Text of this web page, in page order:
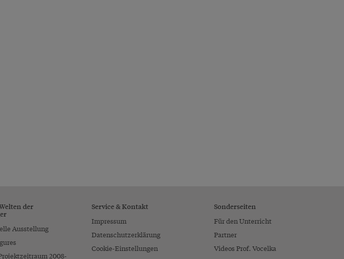
der
Ausstellung
2008-
Service & Kontakt
Impressum
Datenschutzerklärung
Cookie-Einstellungen
Sonderseiten
Für den Unterricht
Partner
Videos Prof. Vocelka